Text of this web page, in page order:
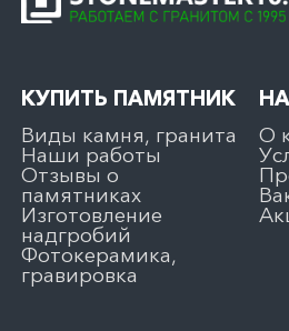
КУПИТЬ ПАМЯТНИК
Виды камня, гранита
Наши работы
Отзывы о
памятниках
Изготовление
надгробий
Фотокерамика,
гравировка
О